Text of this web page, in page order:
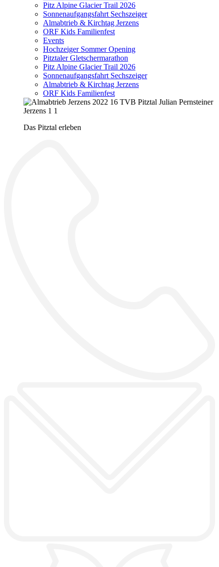
Pitz Alpine Glacier Trail 2026
Sonnenaufgangsfahrt Sechszeiger
Almabtrieb & Kirchtag Jerzens
ORF Kids Familienfest
Events
Hochzeiger Sommer Opening
Pitztaler Gletschermarathon
Pitz Alpine Glacier Trail 2026
Sonnenaufgangsfahrt Sechszeiger
Almabtrieb & Kirchtag Jerzens
ORF Kids Familienfest
Das Pitztal erleben